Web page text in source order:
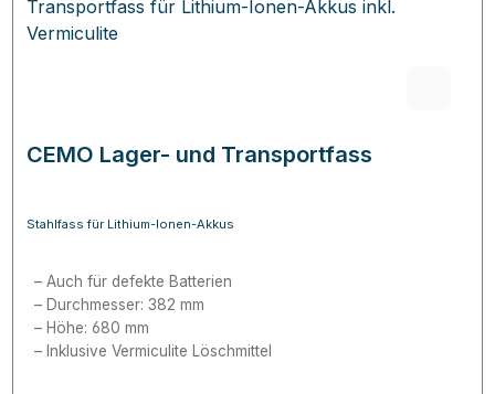
CEMO Lager- und Transportfass
Stahlfass für Lithium-Ionen-Akkus
Auch für defekte Batterien
Durchmesser: 382 mm
Höhe: 680 mm
Inklusive Vermiculite Löschmittel